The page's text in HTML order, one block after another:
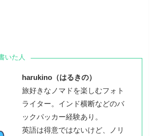
いた人
harukino（はるきの）
旅好きなノマドを楽しむフォト
ライター。インド横断などのバ
ックパッカー経験あり。
英語は得意ではないけど、ノリ